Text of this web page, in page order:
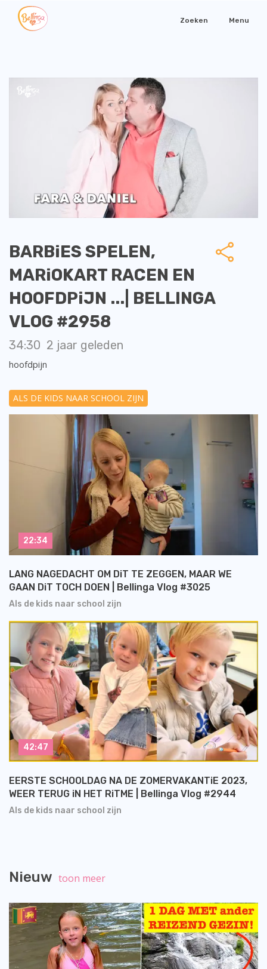
Zoeken Menu
BARBiES SPELEN,
MARiOKART RACEN EN
HOOFDPiJN ...| BELLINGA
VLOG #2958
34:30 2 jaar geleden
hoofdpijn
ALS DE KIDS NAAR SCHOOL ZIJN
Als de kids naar school zijn
LANG NAGEDACHT OM DiT TE ZEGGEN, MAAR WE
GAAN DiT TOCH DOEN | Bellinga Vlog #3025
22:34
Als de kids naar school zijn
EERSTE SCHOOLDAG NA DE ZOMERVAKANTiE 2023,
WEER TERUG iN HET RiTME | Bellinga Vlog #2944
42:47
Nieuw toon meer